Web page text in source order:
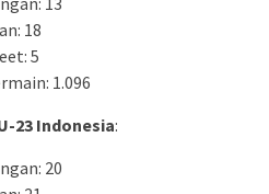
18
5
1.096
23 Indonesia:
20